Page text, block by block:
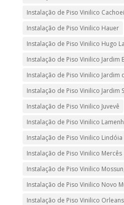
Instalação de Piso Vinilico
Instalação de Piso Vinilico Hauer
Instalação de Piso Vinilico Hugo
Instalação de Piso Vinilico Jardim
Instalação de Piso Vinilico Jardim
Instalação de Piso Vinilico Jardim
Instalação de Piso Vinilico Juvevê
Instalação de Piso Vinilico
Instalação de Piso Vinilico Lindóia
Instalação de Piso Vinilico Mercês
Instalação de Piso Vinilico
Instalação de Piso Vinilico Novo
Instalação de Piso Vinilico Orleans